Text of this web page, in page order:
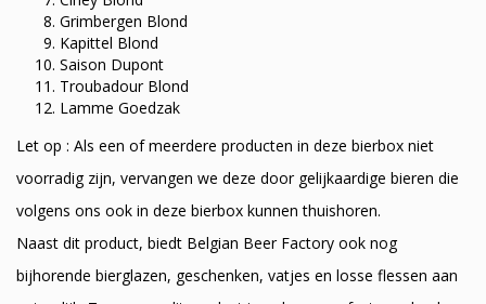
Grimbergen Blond
Kapittel Blond
Saison Dupont
Troubadour Blond
Lamme Goedzak
Let op : Als een of meerdere producten in deze bierbox niet
voorradig zijn, vervangen we deze door gelijkaardige bieren die
volgens ons ook in deze bierbox kunnen thuishoren.
Naast dit product, biedt Belgian Beer Factory ook nog
bijhorende bierglazen, geschenken, vatjes en losse flessen aan